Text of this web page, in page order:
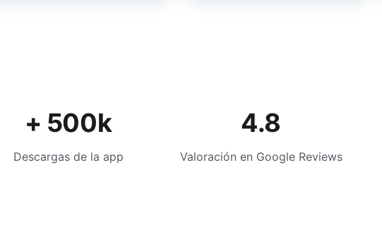
+ 500k
Descargas de la app
4.8
Valoración en Google Reviews